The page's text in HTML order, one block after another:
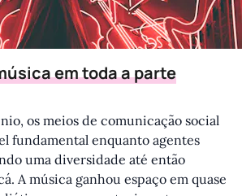
em toda a parte
os meios de comunicação social
fundamental enquanto agentes
uma diversidade até então
A música ganhou espaço em quase